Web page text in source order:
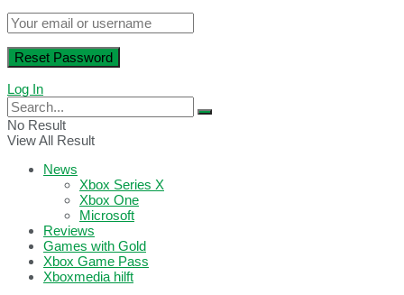
Log In
No Result
View All Result
News
Xbox Series X
Xbox One
Microsoft
Reviews
Games with Gold
Xbox Game Pass
Xboxmedia hilft